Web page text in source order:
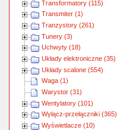
Transformatory (115)
Transmiter (1)
Tranzystory (261)
Tunery (3)
Uchwyty (18)
Układy elektroniczne (35)
Układy scalone (554)
Waga (1)
Warystor (31)
Wentylatory (101)
Wyłącz-przełączniki (365)
Wyświetlacze (10)